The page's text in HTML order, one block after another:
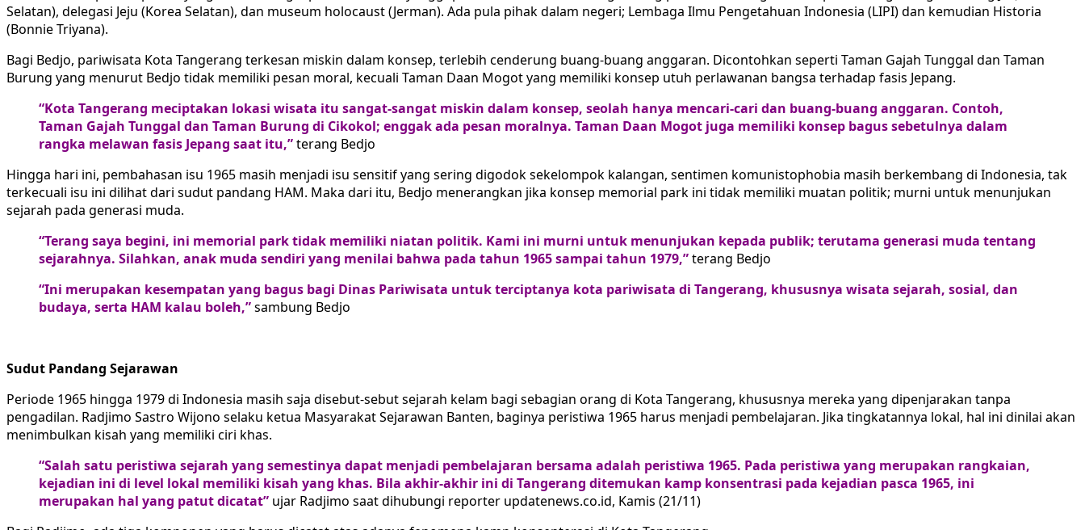
Selatan), delegasi Jeju (Korea Selatan), dan museum holocaust (Jerman). Ada pula pihak dalam negeri; Lembaga Ilmu Pengetahuan Indonesia (LIPI) dan kemudian Historia
(Bonnie Triyana).
Bagi Bedjo, pariwisata Kota Tangerang terkesan miskin dalam konsep, terlebih cenderung buang-buang anggaran. Dicontohkan seperti Taman Gajah Tunggal dan Taman
Burung yang menurut Bedjo tidak memiliki pesan moral, kecuali Taman Daan Mogot yang memiliki konsep utuh perlawanan bangsa terhadap fasis Jepang.
“Kota Tangerang meciptakan lokasi wisata itu sangat-sangat miskin dalam konsep, seolah hanya mencari-cari dan buang-buang anggaran. Contoh,
Taman Gajah Tunggal dan Taman Burung di Cikokol; enggak ada pesan moralnya. Taman Daan Mogot juga memiliki konsep bagus sebetulnya dalam
rangka melawan fasis Jepang saat itu,”terang Bedjo
Hingga hari ini, pembahasan isu 1965 masih menjadi isu sensitif yang sering digodok sekelompok kalangan, sentimen komunistophobia masih berkembang di Indonesia, tak
terkecuali isu ini dilihat dari sudut pandang HAM. Maka dari itu, Bedjo menerangkan jika konsep memorial park ini tidak memiliki muatan politik; murni untuk menunjukan
sejarah pada generasi muda.
“Terang saya begini, ini memorial park tidak memiliki niatan politik. Kami ini murni untuk menunjukan kepada publik; terutama generasi muda tentang
sejarahnya. Silahkan, anak muda sendiri yang menilai bahwa pada tahun 1965 sampai tahun 1979,”terang Bedjo
“Ini merupakan kesempatan yang bagus bagi Dinas Pariwisata untuk terciptanya kota pariwisata di Tangerang, khususnya wisata sejarah, sosial, dan
budaya, serta HAM kalau boleh,”sambung Bedjo
Sudut Pandang Sejarawan
Periode 1965 hingga 1979 di Indonesia masih saja disebut-sebut sejarah kelam bagi sebagian orang di Kota Tangerang, khususnya mereka yang dipenjarakan tanpa
pengadilan. Radjimo Sastro Wijono selaku ketua Masyarakat Sejarawan Banten, baginya peristiwa 1965 harus menjadi pembelajaran. Jika tingkatannya lokal, hal ini dinilai akan
menimbulkan kisah yang memiliki ciri khas.
“Salah satu peristiwa sejarah yang semestinya dapat menjadi pembelajaran bersama adalah peristiwa 1965. Pada peristiwa yang merupakan rangkaian,
kejadian ini di level lokal memiliki kisah yang khas. Bila akhir-akhir ini di Tangerang ditemukan kamp konsentrasi pada kejadian pasca 1965, ini
merupakan hal yang patut dicatat” ujar Radjimo saat dihubungi reporter updatenews.co.id, Kamis (21/11)